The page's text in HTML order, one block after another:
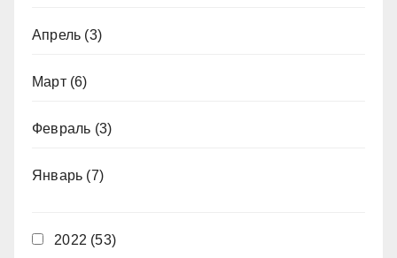
Апрель (3)
Март(6)
Февраль (3)
Январь (7)
2022 (53)